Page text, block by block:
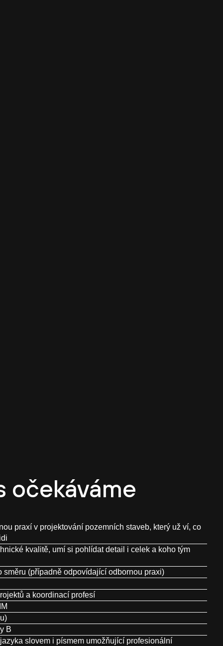
očekáváme
praxí v projektování pozemních staveb, který už ví, co
kvalitě, umí si pohlídat detail i celek a koho tým
směru (případně odpovídající odbornou praxi)
a koordinací profesí
B
slovem i písmem umožňující profesionální